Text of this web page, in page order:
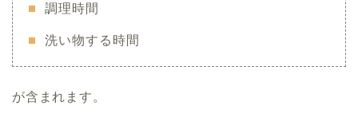
調理時間
洗い物する時間
が含まれます。